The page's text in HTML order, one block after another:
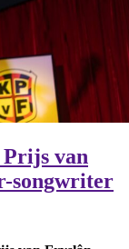
van
songwriter